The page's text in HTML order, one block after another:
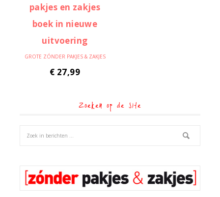
GROTE ZÓNDER PAKJES & ZAKJES
€ 27,99
Zoeken op de site